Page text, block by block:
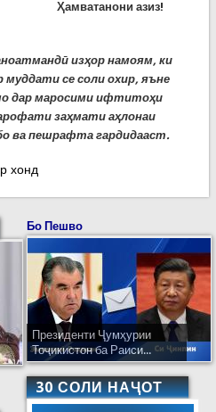
Ҳамватанони азиз!
изҳор намоям, ки
муддати се соли охир, яъне
дар маросими ифтитоҳи
заҳмати аҳлонаи
ва пешрафта гардидааст.
Пешвои миллат дар мулоқот бо
хонд
Бо Пешво
Президенти Ҷумҳурии
Тоҷикистон ба Раиси...
30 СОЛИ НАҶОТ